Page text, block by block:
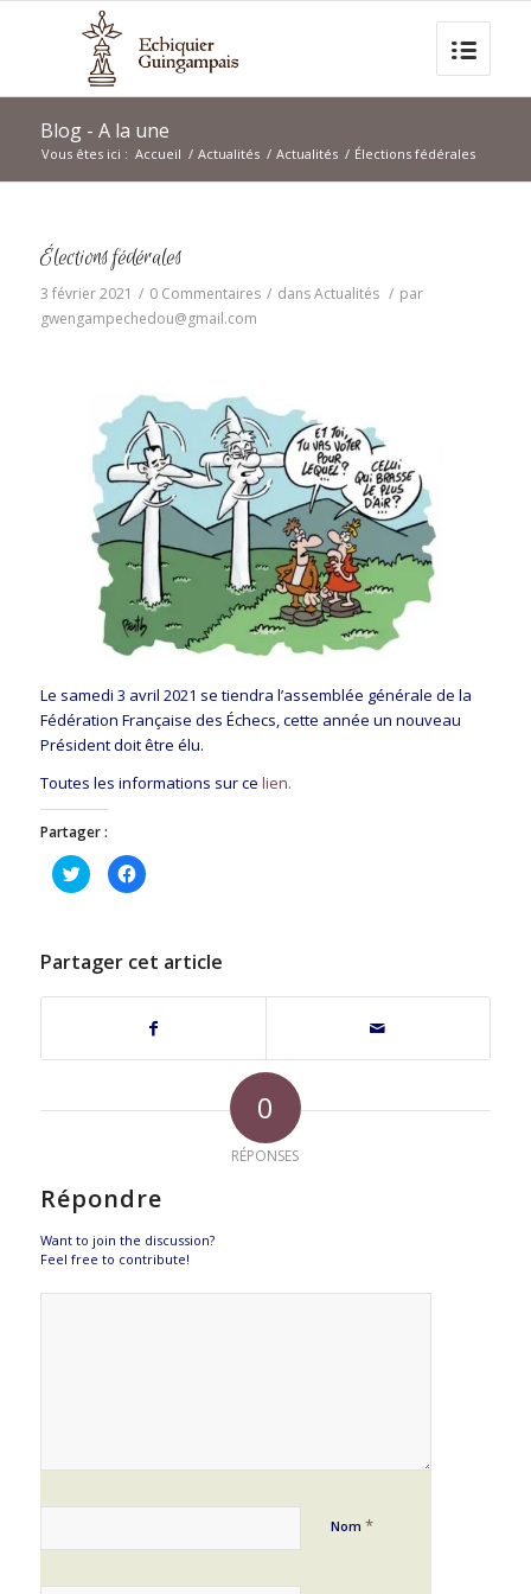
Blog - A la une
Vous êtes ici : Accueil / Actualités / Actualités / Élections fédérales
Élections fédérales
3 février 2021 / 0 Commentaires / dansActualités / par
gwengampechedou@gmail.com
Le samedi 3 avril 2021 se tiendra l’assemblée générale de la
Fédération Française des Échecs, cette année un nouveau
Président doit être élu.
Toutes les informations sur ce lien.
Partager :
Cliquez
pour
partager
une
nouvelle
Cliquez
pour
une
nouvelle
Partager cet article
0
RÉPONSES
Répondre
Want to join the discussion?
Feel free to contribute!
Nom *